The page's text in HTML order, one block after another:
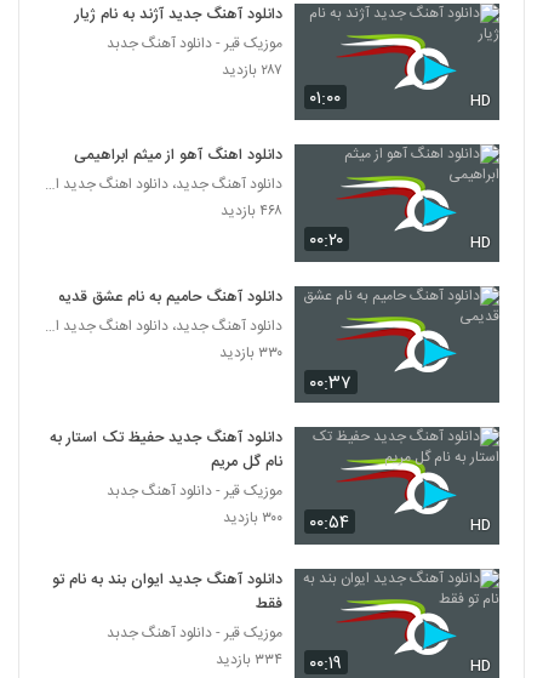
۰۱:۰۰ HD
دانلود آهنگ جدید آژند به نام ژیار
موزیک قیر - دانلود آهنگ جدبد
۲۸۷ بازدید
۰۰:۲۰ HD
دانلود اهنگ آهو از میثم ابراهیمی
دانلود آهنگ جدید، دانلود اهنگ جدید ایرانی
۴۶۸ بازدید
۰۰:۳۷
دانلود آهنگ حامیم به نام عشق قدیمی
دانلود آهنگ جدید، دانلود اهنگ جدید ایرانی
۳۳۰ بازدید
۰۰:۵۴ HD
دانلود آهنگ جدید حفیظ تک استار به
نام گل مریم
موزیک قیر - دانلود آهنگ جدبد
۳۰۰ بازدید
۰۰:۱۹ HD
دانلود آهنگ جدید ایوان بند به نام تو
فقط
موزیک قیر - دانلود آهنگ جدبد
۳۳۴ بازدید